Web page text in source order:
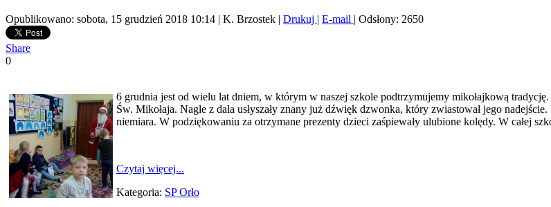
Opublikowano: sobota, 15 grudzień 2018 10:14 | K. Brzostek | Drukuj | E-mail | Odsłony: 2650
Share
0
6 grudnia jest od wielu lat dniem, w którym w naszej szkole podtrzymujemy mikołajkową
Św. Mikołaja. Nagle z dala usłyszały znany już dźwięk dzwonka, który zwiastował jego
niemiara. W podziękowaniu za otrzymane prezenty dzieci zaśpiewały ulubione kolędy. W całej
Czytaj więcej...
Kategoria: SP Orło